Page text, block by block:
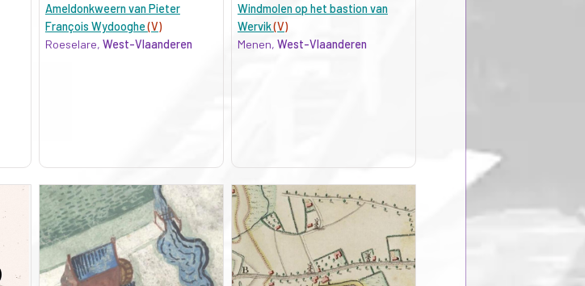
Ameldonkweern van Pieter
François Wydooghe(V)
Roeselare, West-Vlaanderen
Windmolen op het bastion van
Wervik(V)
Menen, West-Vlaanderen